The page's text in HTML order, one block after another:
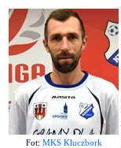
Fot: MKS Kluczbork